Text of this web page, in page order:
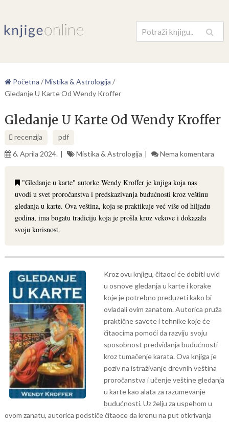
Pretraga
Početna /Mistika & Astrologija /
Gledanje U Karte Od Wendy Kroffer
Gledanje U Karte Od Wendy Kroffer
recenzija
pdf
6. Aprila 2024.
Mistika & Astrologija Nema komentara
"Gledanje u karte" autorke Wendy Kroffer je knjiga koja nas
uvodi u svet proročanstva i predskazivanja budućnosti kroz veštinu
gledanja u karte. Ova veština, koja se praktikuje već više od hiljadu
godina, ima bogatu tradiciju koja je prošla kroz vekove i dokazala
svoju korisnost.
Kroz ovu knjigu, čitaoci će dobiti uvid
u osnove gledanja u karte i korake
koje je potrebno preduzeti kako bi
ovladali ovim zanatom. Autorica pruža
praktične savete i tehnike koje će
čitaocima pomoći da razviju svoju
sposobnost predviđanja budućnosti
kroz tumačenje karata. Ova knjiga je
poziv na istraživanje drevnih veština
proročanstva i učenje veštine gledanja
u karte kao alata za razumevanje
budućnosti. Uz želju za uspehom u
ovom zanatu, autorica podstiče čitaoce da krenu na put otkrivanja